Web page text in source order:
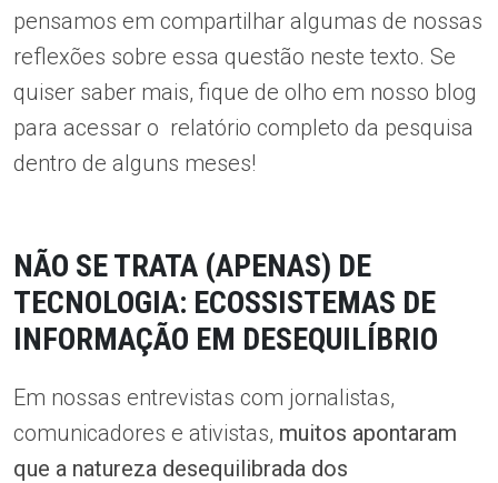
pensamos em compartilhar algumas de nossas
reflexões sobre essa questão neste texto. Se
quiser saber mais, fique de olho em nosso blog
para acessar o relatório completo da pesquisa
dentro de alguns meses!
NÃO SE TRATA (APENAS) DE
TECNOLOGIA: ECOSSISTEMAS DE
INFORMAÇÃO EM DESEQUILÍBRIO
Em nossas entrevistas com jornalistas,
comunicadores e ativistas, muitos apontaram
que a natureza desequilibrada dos